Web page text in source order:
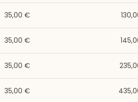
35,00 €
35,00 €
35,00 €
35,00 €